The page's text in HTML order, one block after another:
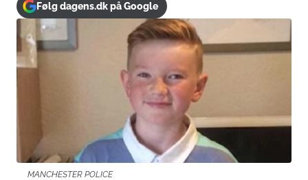
Følg dagens.dk på Google
MANCHESTER POLICE